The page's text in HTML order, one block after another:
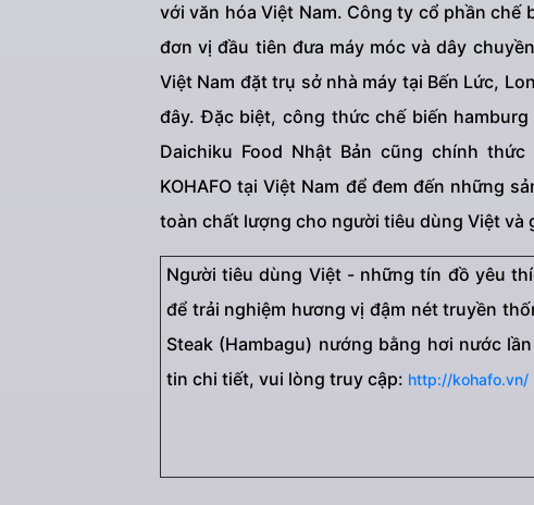
với văn hóa Việt Nam. Công ty cổ phần chế
đơn vị đầu tiên đưa máy móc và dây
Việt Nam đặt trụ sở nhà máy tại Bến Lức,
đây. Đặc biệt, công thức chế biến
Daichiku Food Nhật Bản cũng chính
KOHAFO tại Việt Nam để đem đến những
toàn chất lượng cho người tiêu dùng Việt
Người tiêu dùng Việt - những tín đồ yêu
để trải nghiệm hương vị đậm nét truyền
Steak (Hambagu) nướng bằng hơi nước
tin chi tiết, vui lòng truy cập: http://kohafo.vn/